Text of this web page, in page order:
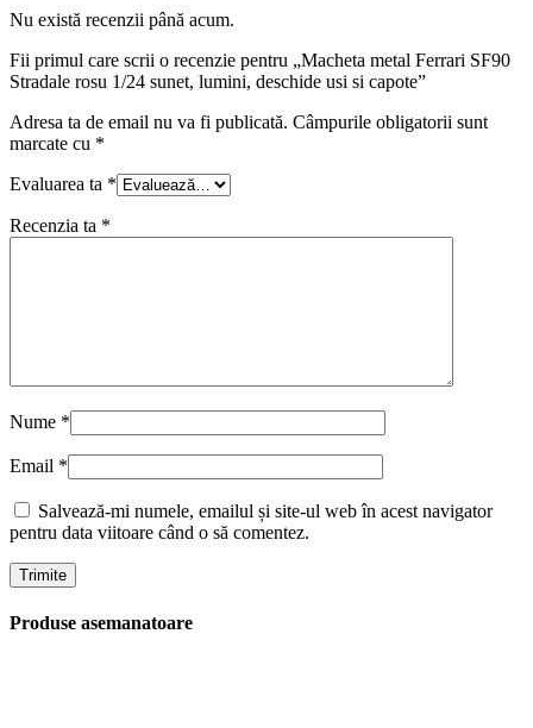
Nu există recenzii până acum.
Fii primul care scrii o recenzie pentru „Macheta metal Ferrari SF90
Stradale rosu 1/24 sunet, lumini, deschide usi si capote”
Adresa ta de email nu va fi publicată. Câmpurile obligatorii sunt
marcate cu *
Evaluarea ta *
Recenzia ta *
Nume *
Email *
Salvează-mi numele, emailul și site-ul web în acest navigator
pentru data viitoare când o să comentez.
Produse asemanatoare